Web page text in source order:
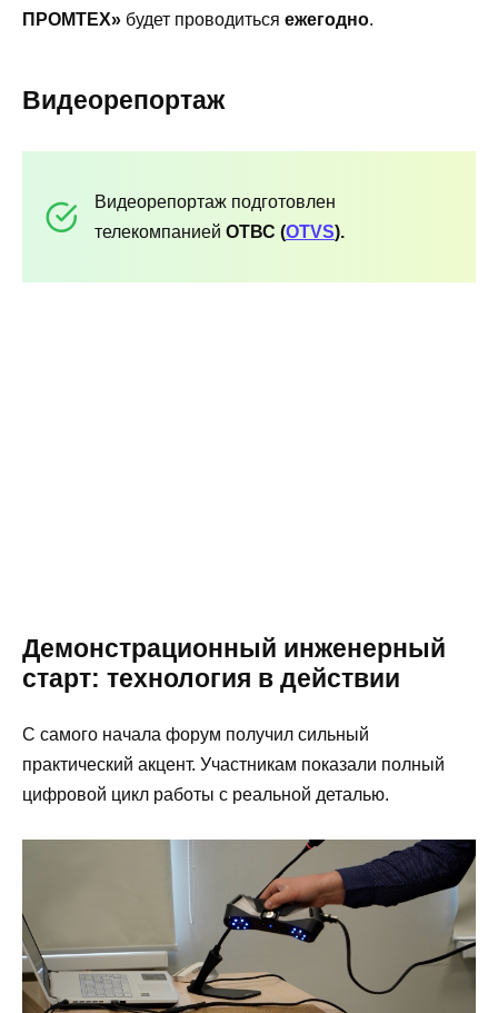
ПРОМТЕХ» будет проводиться ежегодно.
Видеорепортаж
Видеорепортаж подготовлен
телекомпанией ОТВС (OTVS).
Демонстрационный инженерный
старт: технология в действии
С самого начала форум получил сильный
практический акцент. Участникам показали полный
цифровой цикл работы с реальной деталью.